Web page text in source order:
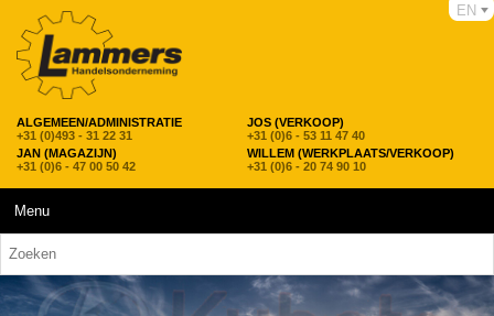
ALGEMEEN/ADMINISTRATIE
+31 (0)493 - 31 22 31
JOS (VERKOOP)
+31 (0)6 - 53 11 47 40
JAN (MAGAZIJN)
+31 (0)6 - 47 00 50 42
WILLEM (WERKPLAATS/VERKOOP)
+31 (0)6 - 20 74 90 10
EN
Menu